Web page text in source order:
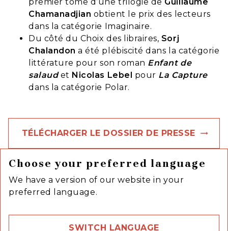
Choose your preferred language
We have a version of our website in your
preferred language.
SWITCH LANGUAGE
Chamanadjian obtient le prix des lecteurs
dans la catégorie Imaginaire.
Du côté du Choix des libraires, Sorj
Chalandon a été plébiscité dans la catégorie
littérature pour son roman Enfant de
salaud et Nicolas Lebel pour La Capture
dans la catégorie Polar.
TÉLÉCHARGER LE DOSSIER DE PRESSE